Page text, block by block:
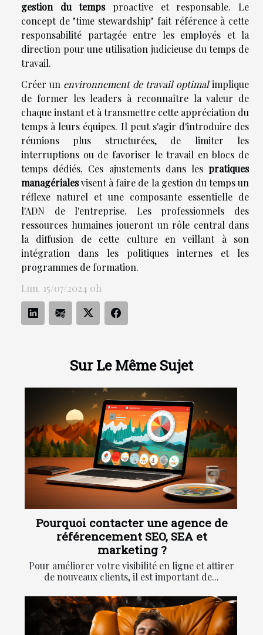
Sur Le Même Sujet
Pourquoi contacter une agence de
référencement SEO, SEA et
marketing ?
Pour améliorer votre visibilité en ligne et attirer
de nouveaux clients, il est important de...
gestion du tempsproactive et responsable. Le
concept de "time stewardship" fait référence à cette
responsabilité partagée entre les employés et la
direction pour une utilisation judicieuse du temps de
travail.
Créer un environnement de travail optimalimplique
de former les leaders à reconnaître la valeur de
chaque instant et à transmettre cette appréciation du
temps à leurs équipes. Il peut s'agir d'introduire des
réunions plus structurées, de limiter les
interruptions ou de favoriser le travail en blocs de
temps dédiés. Ces ajustements dans les pratiques
managérialesvisent à faire de la gestion du temps un
réflexe naturel et une composante essentielle de
l'ADN de l'entreprise. Les professionnels des
ressources humaines joueront un rôle central dans
la diffusion de cette culture en veillant à son
intégration dans les politiques internes et les
programmes de formation.
Lun. 15/07/2024 0h